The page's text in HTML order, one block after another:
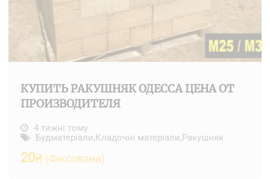
КУПИТЬ РАКУШНЯК ОДЕССА ЦЕНА ОТ
ПРОИЗВОДИТЕЛЯ
4 тижні тому
Будматеріали,Кладочні матеріали,Ракушняк
20₴ (Фіксована)